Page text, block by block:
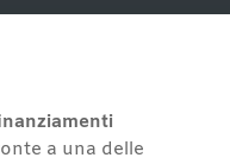
a una delle